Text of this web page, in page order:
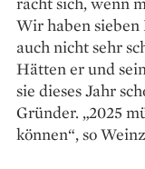
Wir ­haben sieben
auch nicht sehr
Hätten er und
sie dieses Jahr
Gründer. „2025
können“, so